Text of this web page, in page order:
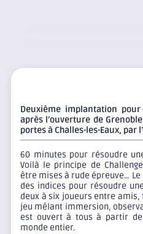
Deuxième implantation
après l’ouverture de
portes à Challes-les-Eaux, par
60 minutes pour résoudre
Voilà le principe de
être mises à rude épreuve…
des indices pour résoudre
deux à six joueurs entre
jeu mêlant immersion,
est ouvert à tous à partir
monde entier.